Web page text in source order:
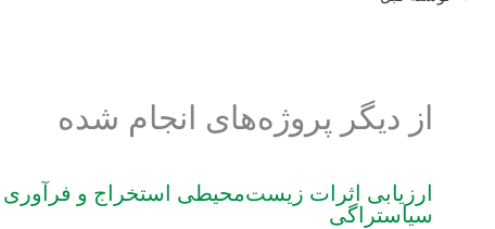
از دیگر پروژه‌های انجام شده
ارزیابی اثرات زیست‌محیطی استخراج و
سیاستراگی